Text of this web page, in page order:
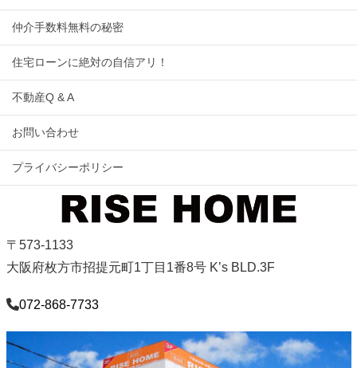
仲介手数料無料の秘密
住宅ローンに絶対の自信アリ！
不動産Q & A
お問い合わせ
プライバシーポリシー
〒573-1133
大阪府枚方市招提元町1丁目1番8号 K’s BLD.3F
072-868-7733